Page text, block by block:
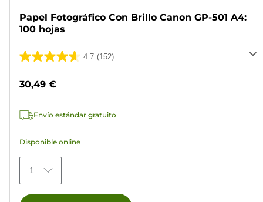
Papel Fotográfico Con Brillo Canon GP-501 A4:
100 hojas
4.7 (152)
4.7
5
152
30,49 €
Envío estándar gratuito
Disponible online
1